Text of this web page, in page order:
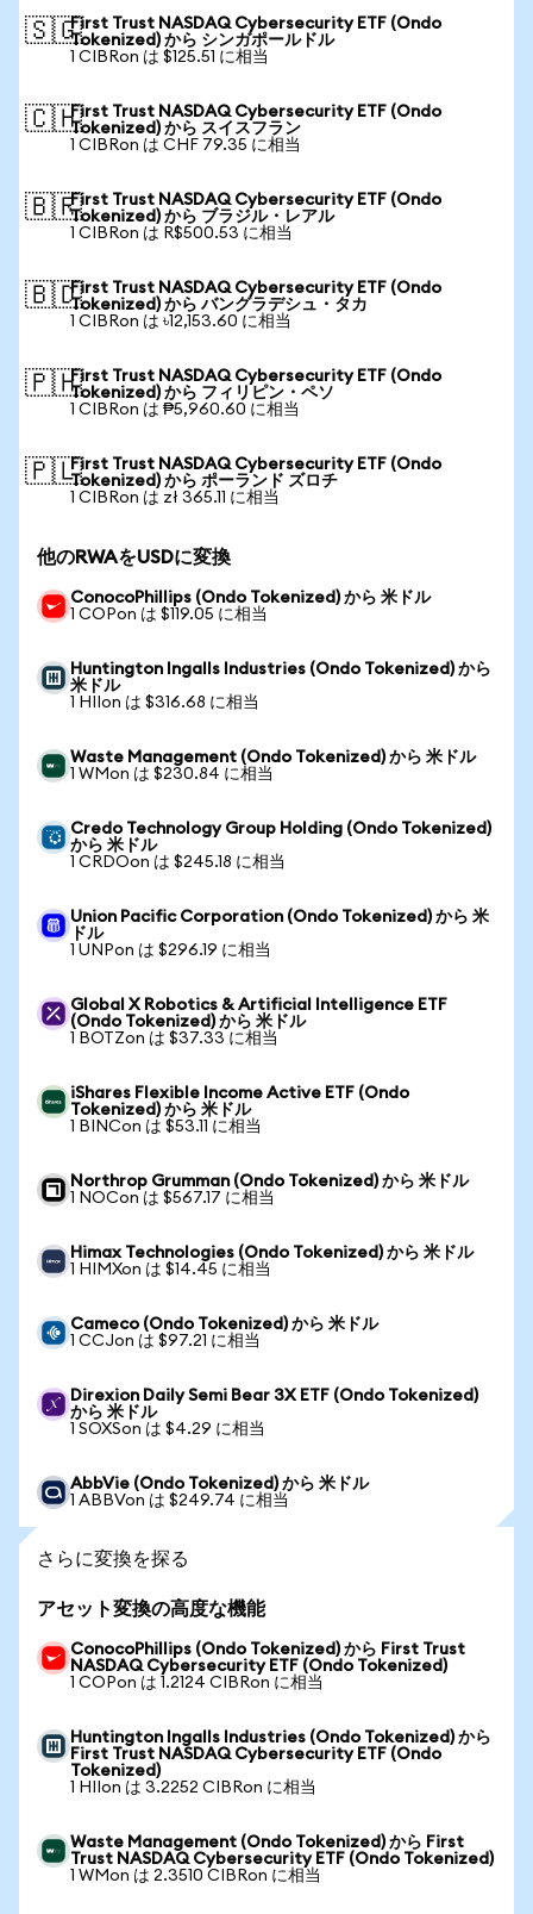
🇸🇬First Trust NASDAQ Cybersecurity ETF (Ondo
Tokenized) から シンガポールドル
1 CIBRon は $125.51 に相当
🇨🇭First Trust NASDAQ Cybersecurity ETF (Ondo
Tokenized) から スイスフラン
1 CIBRon は CHF 79.35 に相当
🇧🇷First Trust NASDAQ Cybersecurity ETF (Ondo
Tokenized) から ブラジル・レアル
1 CIBRon は R$500.53 に相当
🇧🇩First Trust NASDAQ Cybersecurity ETF (Ondo
Tokenized) から バングラデシュ・タカ
1 CIBRon は ৳12,153.60 に相当
🇵🇭First Trust NASDAQ Cybersecurity ETF (Ondo
Tokenized) から フィリピン・ペソ
1 CIBRon は ₱5,960.60 に相当
🇵🇱First Trust NASDAQ Cybersecurity ETF (Ondo
Tokenized) から ポーランド ズロチ
1 CIBRon は zł 365.11 に相当
他のRWAをUSDに変換
ConocoPhillips (Ondo Tokenized) から 米ドル
1 COPon は $119.05 に相当
Huntington Ingalls Industries (Ondo Tokenized) から
米ドル
1 HIIon は $316.68 に相当
Waste Management (Ondo Tokenized) から 米ドル
1 WMon は $230.84 に相当
Credo Technology Group Holding (Ondo Tokenized)
から 米ドル
1 CRDOon は $245.18 に相当
Union Pacific Corporation (Ondo Tokenized) から 米
ドル
1 UNPon は $296.19 に相当
Global X Robotics & Artificial Intelligence ETF
(Ondo Tokenized) から 米ドル
1 BOTZon は $37.33 に相当
iShares Flexible Income Active ETF (Ondo
Tokenized) から 米ドル
1 BINCon は $53.11 に相当
Northrop Grumman (Ondo Tokenized) から 米ドル
1 NOCon は $567.17 に相当
Himax Technologies (Ondo Tokenized) から 米ドル
1 HIMXon は $14.45 に相当
Cameco (Ondo Tokenized) から 米ドル
1 CCJon は $97.21 に相当
Direxion Daily Semi Bear 3X ETF (Ondo Tokenized)
から 米ドル
1 SOXSon は $4.29 に相当
AbbVie (Ondo Tokenized) から 米ドル
1 ABBVon は $249.74 に相当
さらに変換を探る
アセット変換の高度な機能
ConocoPhillips (Ondo Tokenized) から First Trust
NASDAQ Cybersecurity ETF (Ondo Tokenized)
1 COPon は 1.2124 CIBRon に相当
Huntington Ingalls Industries (Ondo Tokenized) から
First Trust NASDAQ Cybersecurity ETF (Ondo
Tokenized)
1 HIIon は 3.2252 CIBRon に相当
Waste Management (Ondo Tokenized) から First
Trust NASDAQ Cybersecurity ETF (Ondo Tokenized)
1 WMon は 2.3510 CIBRon に相当